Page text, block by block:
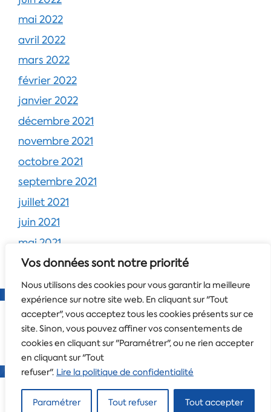
Vos données sont notre priorité
Nous utilisons des cookies pour vous garantir la meilleure
expérience sur notre site web. En cliquant sur "Tout
accepter", vous acceptez tous les cookies présents sur ce
site. Sinon, vous pouvez affiner vos consentements de
cookies en cliquant sur "Paramétrer", ou ne rien accepter
en cliquant sur "Tout
refuser". Lire la politique de confidentialité
Paramétrer Tout refuser Tout accepter
mai 2022
avril 2022
mars 2022
février 2022
janvier 2022
décembre 2021
novembre 2021
octobre 2021
septembre 2021
juillet 2021
juin 2021
mai 2021
avril 2021
Tous droits réservésCFTC-CSFV © 2026 -
Mentions